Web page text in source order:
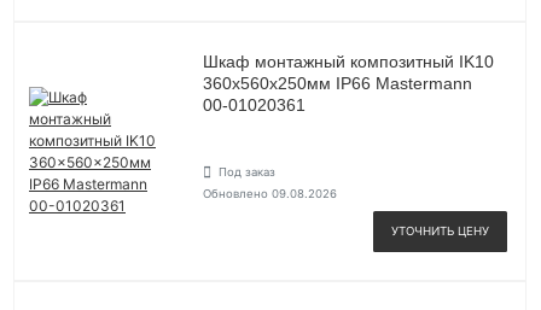
Шкаф монтажный композитный IK10
360x560x250мм IP66 Mastermann
00-01020361
Под заказ
Обновлено 09.08.2026
УТОЧНИТЬ ЦЕНУ